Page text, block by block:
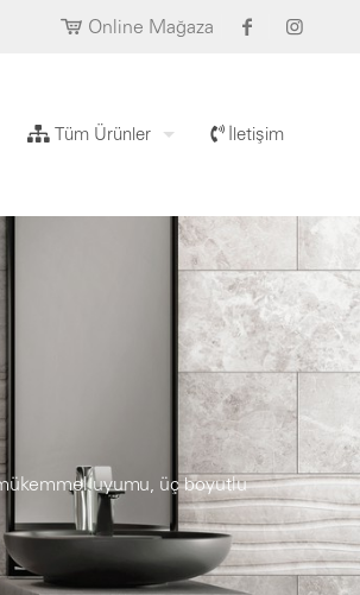
Online Mağaza
Tüm Ürünler İletişim
uyumu, üç boyutlu